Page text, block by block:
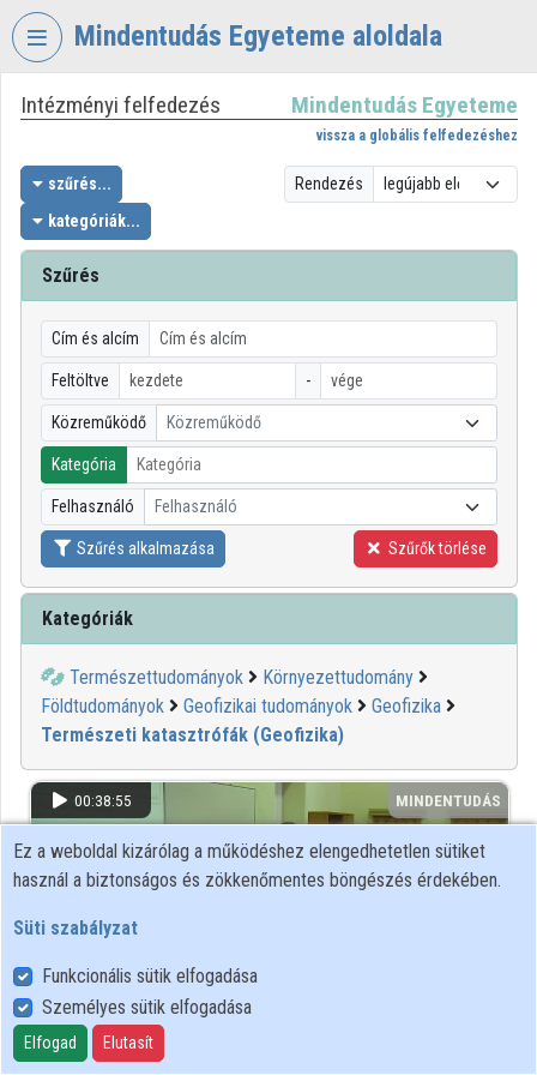
Fejléc kihagyása
Mindentudás Egyeteme aloldala
VIDEOTORIUM
MINDENTUDÁS
EGYETEME
Intézményi kezdőlap
Bejelentkezés
Intézményi felfedezés
Kategóriák
Intézményi listák
Intézmények
Közreműködők
Intézményi felfedezés Mindentudás Egyeteme
vissza a globális felfedezéshez
szűrés...
kategóriák...
Rendezés
Szűrés
Cím és alcím
Feltöltve -
Közreműködő Közreműködő
Kategória
Felhasználó Felhasználó
Szűrés alkalmazása Szűrők törlése
Kategóriák
Természettudományok
Környezettudomány
Földtudományok
Geofizikai tudományok
Geofizika
Természeti katasztrófák (Geofizika)
00:38:55 MINDENTUDÁS
Ez a weboldal kizárólag a működéshez elengedhetetlen sütiket
használ a biztonságos és zökkenőmentes böngészés érdekében.
Süti szabályzat
Funkcionális sütik elfogadása
Személyes sütik elfogadása
Elfogad Elutasít